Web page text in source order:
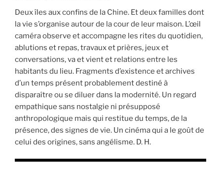
Deux îles aux confins de la Chine. Et deux familles dont
la vie s’organise autour de la cour de leur maison. L’œil
caméra observe et accompagne les rites du quotidien,
ablutions et repas, travaux et prières, jeux et
conversations, va et vient et relations entre les
habitants du lieu. Fragments d’existence et archives
d’un temps présent probablement destiné à
disparaître ou se diluer dans la modernité. Un regard
empathique sans nostalgie ni présupposé
anthropologique mais qui restitue du temps, de la
présence, des signes de vie. Un cinéma qui a le goût de
celui des origines, sans angélisme. D. H.